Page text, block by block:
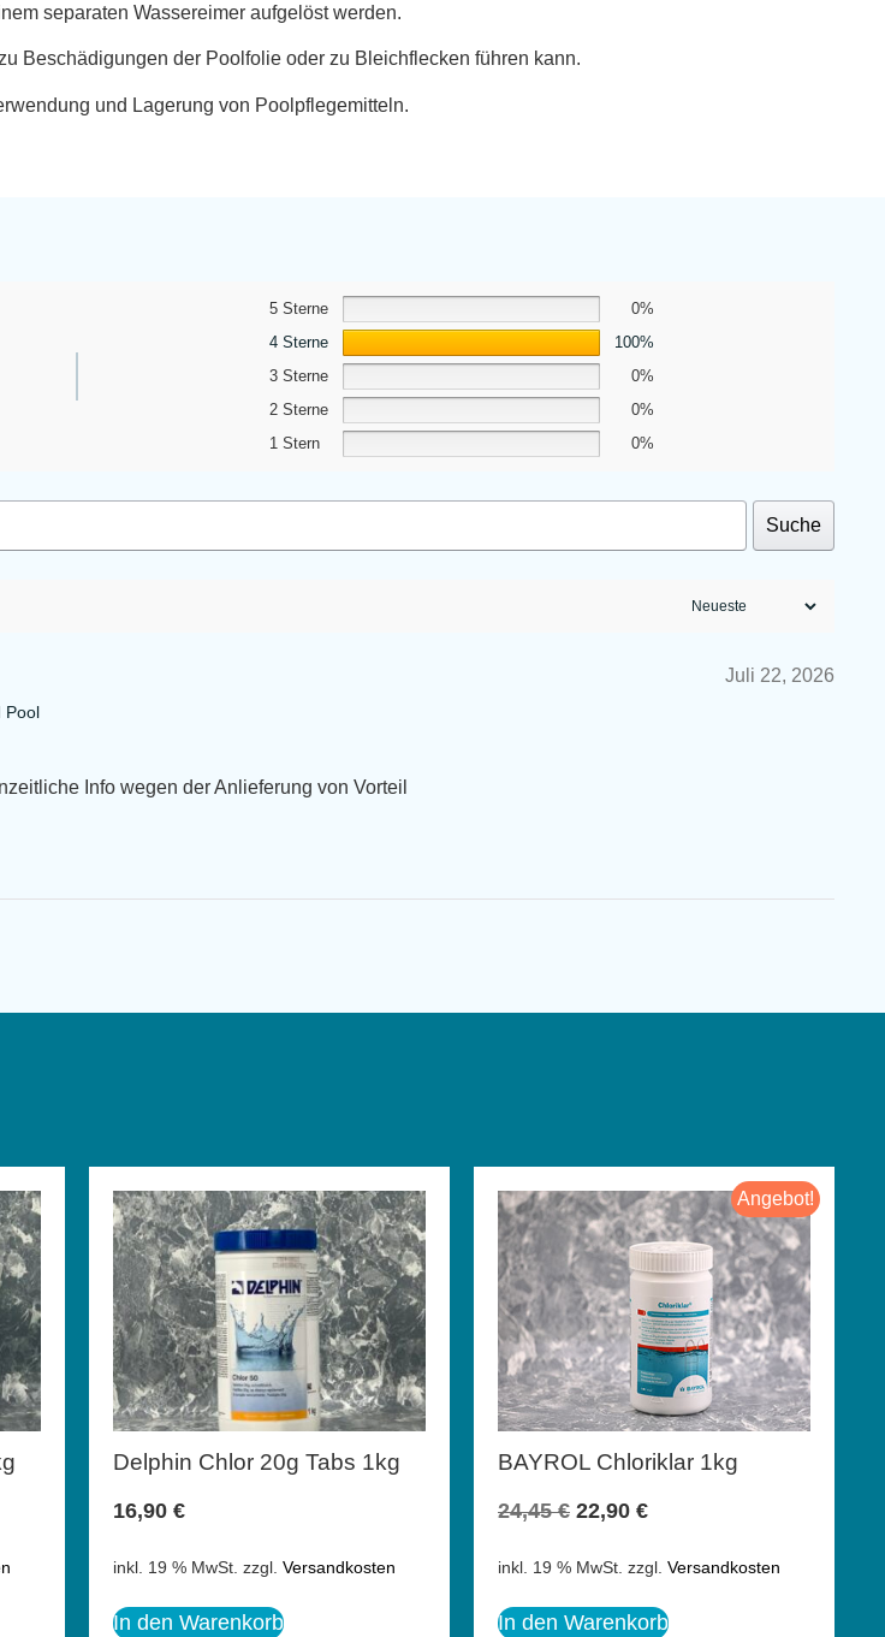
separaten Wassereimer aufgelöst werden.
Beschädigungen der Poolfolie oder zu Bleichflecken führen kann.
und Lagerung von Poolpflegemitteln.
5 Sterne
0%
4 Sterne
100%
3 Sterne
0%
2 Sterne
0%
1 Stern
0%
Suche
Juli 22, 2026
Pool
Info wegen der Anlieferung von Vorteil
Delphin Chlor 20g Tabs 1kg
16,90 €
inkl. 19 % MwSt. zzgl. Versandkosten
In den Warenkorb
Angebot!
BAYROL Chloriklar 1kg
24,45€ 22,90 €
inkl. 19 % MwSt. zzgl. Versandkosten
In den Warenkorb